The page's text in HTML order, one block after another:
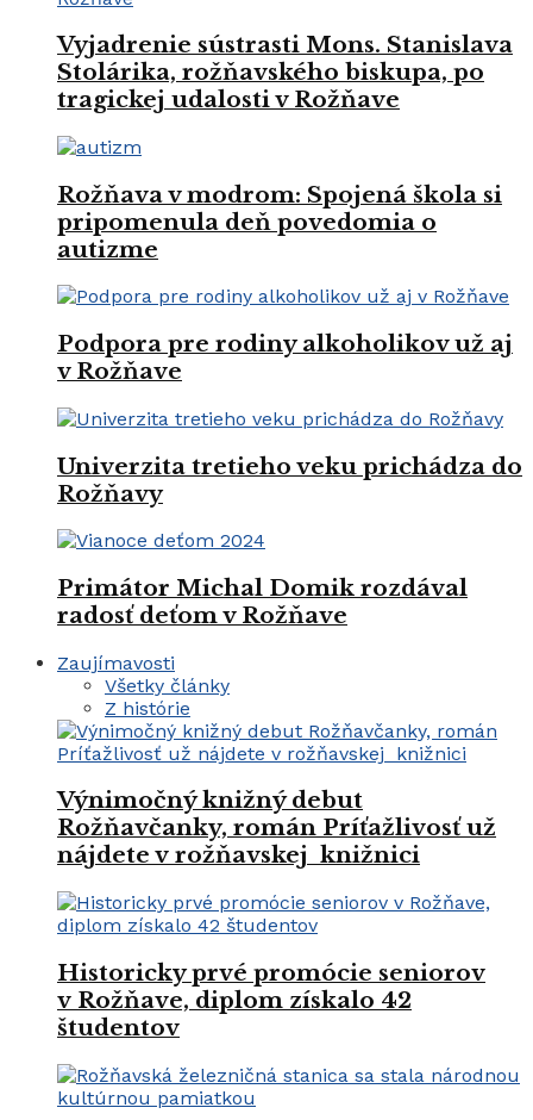
Vyjadrenie sústrasti Mons. Stanislava
Stolárika, rožňavského biskupa, po
tragickej udalosti v Rožňave
Rožňava v modrom: Spojená škola si
pripomenula deň povedomia o
autizme
Podpora pre rodiny alkoholikov už aj
v Rožňave
Univerzita tretieho veku prichádza do
Rožňavy
Primátor Michal Domik rozdával
radosť deťom v Rožňave
Zaujímavosti
Všetky články
Z histórie
Výnimočný knižný debut
Rožňavčanky, román Príťažlivosť už
nájdete v rožňavskej knižnici
Historicky prvé promócie seniorov
v Rožňave, diplom získalo 42
študentov